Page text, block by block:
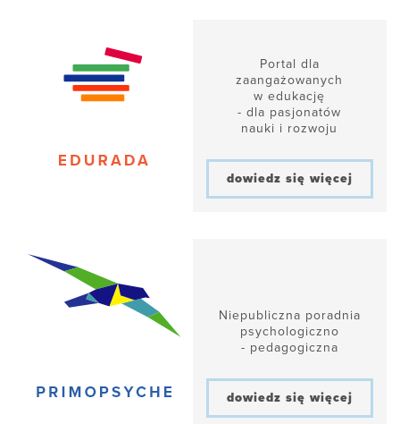
Portal dla
zaangażowanych
w edukację
- dla pasjonatów
nauki i rozwoju
dowiedz się więcej
Niepubliczna poradnia
psychologiczno
- pedagogiczna
dowiedz się więcej